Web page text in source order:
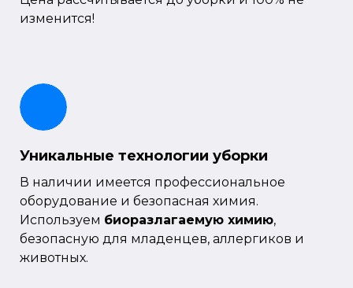
изменится!
Уникальные технологии уборки
В наличии имеется профессиональное
оборудование и безопасная химия.
Используем биоразлагаемую химию,
безопасную для младенцев, аллергиков и
животных.